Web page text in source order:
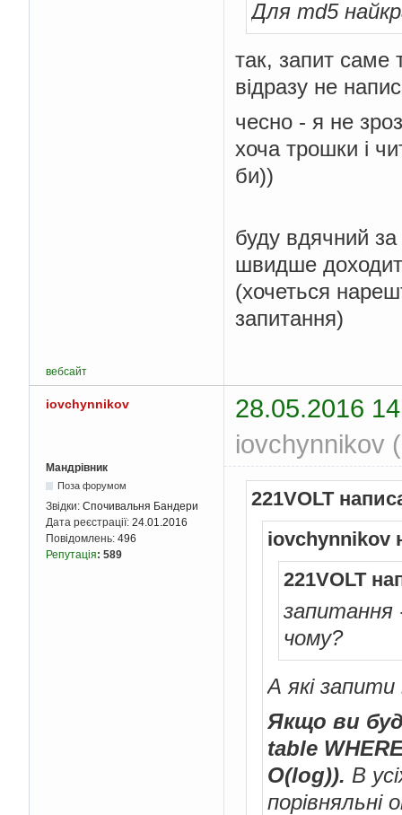
Для md5
так, запит саме
відразу не
чесно - я не
хоча трошки і
би))
буду вдячний
швидше
(хочеться
запитання)
вебсайт
iovchynnikov
28.05.2016
iovchynnikov
Мандрівник
Поза форумом
Звідки: Спочивальня Бандери
Дата реєстрації: 24.01.2016
Повідомлень: 496
Репутація: 589
221VOLT
iovchynnikov
221VOLT
запитання
чому?
А які
Якщо ви
table
O(log)). В
порівняльні